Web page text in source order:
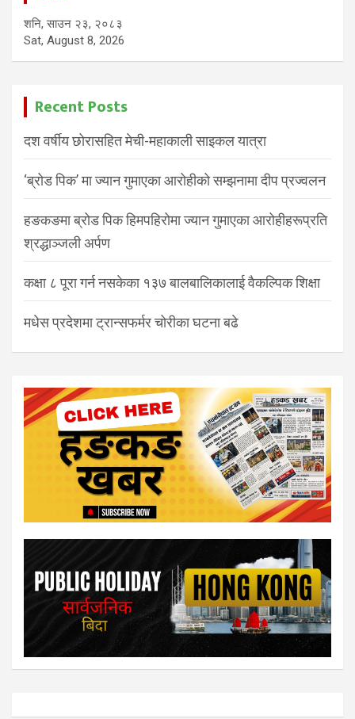
शनि, साउन २३, २०८३
Sat, August 8, 2026
Recent Posts
दश वर्षीय छोरासहित मेची-महाकाली साइकल यात्रा
‘ब्रोड पिक’ मा ज्यान गुमाएका आरोहीको सम्झनामा दीप प्रज्वलन
हङकङमा ब्रोड पिक हिमपहिरोमा ज्यान गुमाएका आरोहीहरूप्रति
श्रद्धाञ्जली अर्पण
कक्षा ८ पूरा गर्न नसकेका १३७ बालबालिकालाई वैकल्पिक शिक्षा
मधेस प्रदेशमा ट्रान्सफर्मर चोरीका घटना बढे